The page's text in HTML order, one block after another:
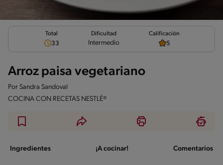
Total
33
Dificultad
Intermedio
Calificación
5
Arroz paisa vegetariano
Por Sandra Sandoval
COCINA CON RECETAS NESTLÉ®
Ingredientes ¡A cocinar! Comentarios